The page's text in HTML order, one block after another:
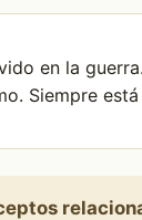
en la
Siempre